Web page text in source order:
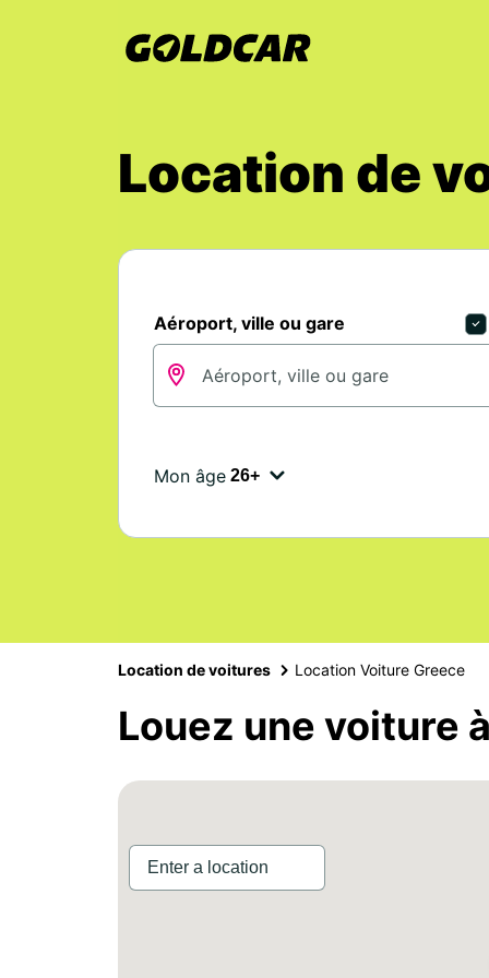
Location de
Aéroport, ville ou gare
Mon âge
Location de voitures Location Voiture Greece
Louez une voiture